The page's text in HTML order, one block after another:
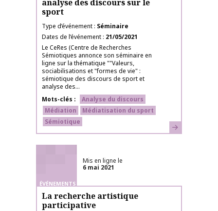
analyse des discours sur le
sport
Type d’événement Séminaire
Dates de l’événement 21/05/2021
Le CeRes (Centre de Recherches
Sémiotiques annonce son séminaire en
ligne sur la thématique ""Valeurs,
sociabilisations et "formes de vie" :
sémiotique des discours de sport et
analyse des...
Mots-clés
Analyse du discours
Médiation
Médiatisation du sport
Sémiotique
En savoir plus
ÉVÉNEMENTS
Mis en ligne le
6 mai 2021
La recherche artistique
participative